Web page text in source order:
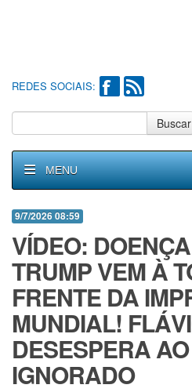
REDES SOCIAIS:
Buscar
MENU
9/7/2026 08:59
VÍDEO:
TRUMP VEM À
FRENTE DA
MUNDIAL!
DESESPERA
IGNORADO